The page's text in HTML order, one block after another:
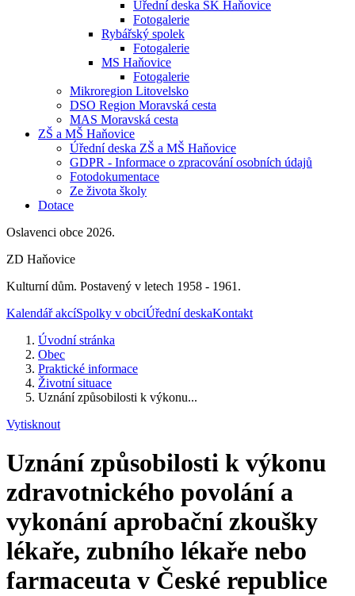
Úřední deska SK Haňovice
Fotogalerie
Rybářský spolek
Fotogalerie
MS Haňovice
Fotogalerie
Mikroregion Litovelsko
DSO Region Moravská cesta
MAS Moravská cesta
ZŠ a MŠ Haňovice
Úřední deska ZŠ a MŠ Haňovice
GDPR - Informace o zpracování osobních údajů
Fotodokumentace
Ze života školy
Dotace
Oslavenci obce 2026.
ZD Haňovice
Kulturní dům. Postavený v letech 1958 - 1961.
Kalendář akcíSpolky v obciÚřední deskaKontakt
Úvodní stránka
Obec
Praktické informace
Životní situace
Uznání způsobilosti k výkonu...
Vytisknout
Uznání způsobilosti k výkonu
zdravotnického povolání a
vykonání aprobační zkoušky
lékaře, zubního lékaře nebo
farmaceuta v České republice